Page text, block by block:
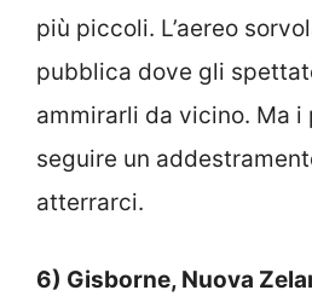
più piccoli. L’aereo
pubblica dove gli
ammirarli da vicino. Ma
seguire un
atterrarci.
6) Gisborne, Nuova